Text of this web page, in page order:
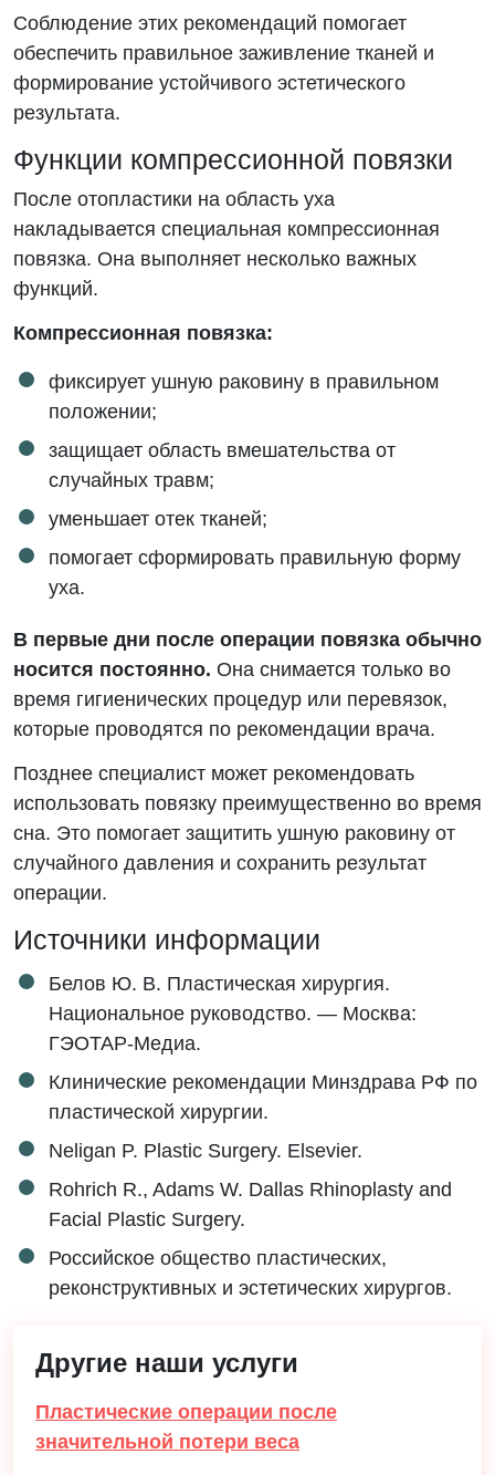
Соблюдение этих рекомендаций помогает
обеспечить правильное заживление тканей и
формирование устойчивого эстетического
результата.
Функции компрессионной повязки
После отопластики на область уха
накладывается специальная компрессионная
повязка. Она выполняет несколько важных
функций.
Компрессионная повязка:
фиксирует ушную раковину в правильном
положении;
защищает область вмешательства от
случайных травм;
уменьшает отек тканей;
помогает сформировать правильную форму
уха.
В первые дни после операции повязка обычно
носится постоянно. Она снимается только во
время гигиенических процедур или перевязок,
которые проводятся по рекомендации врача.
Позднее специалист может рекомендовать
использовать повязку преимущественно во время
сна. Это помогает защитить ушную раковину от
случайного давления и сохранить результат
операции.
Источники информации
Белов Ю. В. Пластическая хирургия.
Национальное руководство. — Москва:
ГЭОТАР-Медиа.
Клинические рекомендации Минздрава РФ по
пластической хирургии.
Neligan P. Plastic Surgery. Elsevier.
Rohrich R., Adams W. Dallas Rhinoplasty and
Facial Plastic Surgery.
Российское общество пластических,
реконструктивных и эстетических хирургов.
Другие наши услуги
Пластические операции после
значительной потери веса